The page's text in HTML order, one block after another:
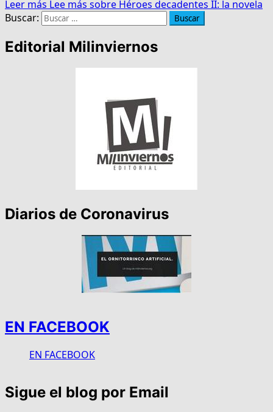
Leer más Lee más sobre Héroes decadentes II: la novela
Buscar:
Editorial Milinviernos
Diarios de Coronavirus
EN FACEBOOK
EN FACEBOOK
Sigue el blog por Email